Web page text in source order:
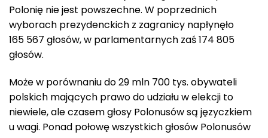
Polonię nie jest powszechne. W poprzednich
wyborach prezydenckich z zagranicy napłynęło
165 567 głosów, w parlamentarnych zaś 174 805
głosów.
Może w porównaniu do 29 mln 700 tys. obywateli
polskich mających prawo do udziału w elekcji to
niewiele, ale czasem głosy Polonusów są języczkiem
u wagi. Ponad połowę wszystkich głosów Polonusów